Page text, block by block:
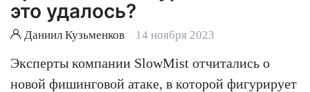
это удалось?
Даниил Кузьменков 14 ноября 2023
Эксперты компании SlowMist отчитались о
новой фишинговой атаке, в которой фигурирует